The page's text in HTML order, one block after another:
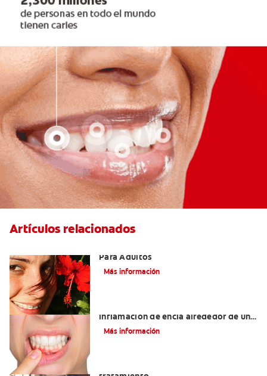
Artículos relacionados
Para Adultos
Más información
inflamación de encía alrededor de un
diente?
Más información